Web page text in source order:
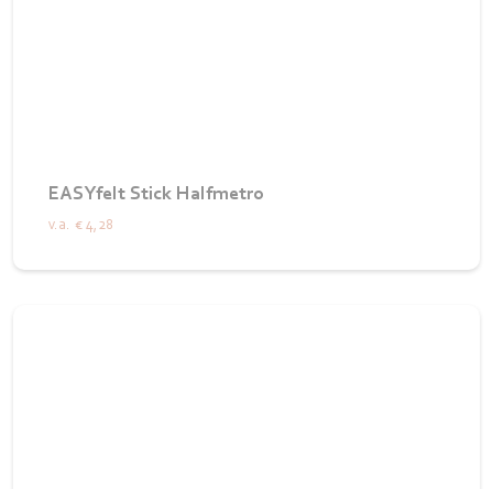
EASYfelt Stick Halfmetro
v.a. € 4,28